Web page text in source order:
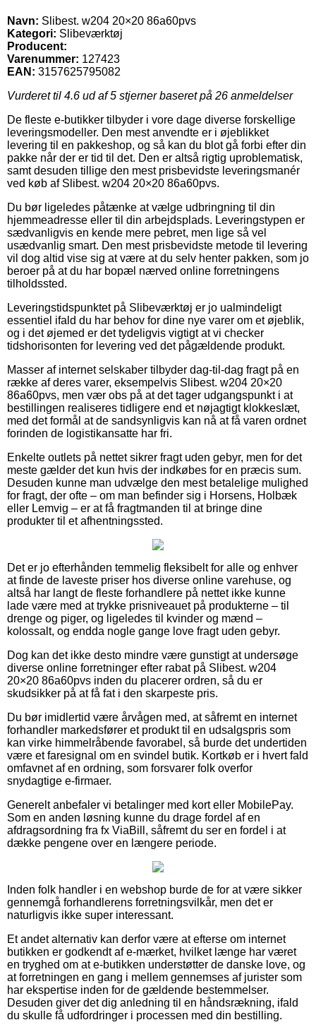
Navn: Slibest. w204 20×20 86a60pvs
Kategori: Slibeværktøj
Producent:
Varenummer: 127423
EAN: 3157625795082
Vurderet til 4.6 ud af 5 stjerner baseret på 26 anmeldelser
De fleste e-butikker tilbyder i vore dage diverse forskellige
leveringsmodeller. Den mest anvendte er i øjeblikket
levering til en pakkeshop, og så kan du blot gå forbi efter din
pakke når der er tid til det. Den er altså rigtig uproblematisk,
samt desuden tillige den mest prisbevidste leveringsmanér
ved køb af Slibest. w204 20×20 86a60pvs.
Du bør ligeledes påtænke at vælge udbringning til din
hjemmeadresse eller til din arbejdsplads. Leveringstypen er
sædvanligvis en kende mere pebret, men lige så vel
usædvanlig smart. Den mest prisbevidste metode til levering
vil dog altid vise sig at være at du selv henter pakken, som jo
beroer på at du har bopæl nærved online forretningens
tilholdssted.
Leveringstidspunktet på Slibeværktøj er jo ualmindeligt
essentiel ifald du har behov for dine nye varer om et øjeblik,
og i det øjemed er det tydeligvis vigtigt at vi checker
tidshorisonten for levering ved det pågældende produkt.
Masser af internet selskaber tilbyder dag-til-dag fragt på en
række af deres varer, eksempelvis Slibest. w204 20×20
86a60pvs, men vær obs på at det tager udgangspunkt i at
bestillingen realiseres tidligere end et nøjagtigt klokkeslæt,
med det formål at de sandsynligvis kan nå at få varen ordnet
forinden de logistikansatte har fri.
Enkelte outlets på nettet sikrer fragt uden gebyr, men for det
meste gælder det kun hvis der indkøbes for en præcis sum.
Desuden kunne man udvælge den mest betalelige mulighed
for fragt, der ofte – om man befinder sig i Horsens, Holbæk
eller Lemvig – er at få fragtmanden til at bringe dine
produkter til et afhentningssted.
Det er jo efterhånden temmelig fleksibelt for alle og enhver
at finde de laveste priser hos diverse online varehuse, og
altså har langt de fleste forhandlere på nettet ikke kunne
lade være med at trykke prisniveauet på produkterne – til
drenge og piger, og ligeledes til kvinder og mænd –
kolossalt, og endda nogle gange love fragt uden gebyr.
Dog kan det ikke desto mindre være gunstigt at undersøge
diverse online forretninger efter rabat på Slibest. w204
20×20 86a60pvs inden du placerer ordren, så du er
skudsikker på at få fat i den skarpeste pris.
Du bør imidlertid være årvågen med, at såfremt en internet
forhandler markedsfører et produkt til en udsalgspris som
kan virke himmelråbende favorabel, så burde det undertiden
være et faresignal om en svindel butik. Kortkøb er i hvert fald
omfavnet af en ordning, som forsvarer folk overfor
snydagtige e-firmaer.
Generelt anbefaler vi betalinger med kort eller MobilePay.
Som en anden løsning kunne du drage fordel af en
afdragsordning fra fx ViaBill, såfremt du ser en fordel i at
dække pengene over en længere periode.
Inden folk handler i en webshop burde de for at være sikker
gennemgå forhandlerens forretningsvilkår, men det er
naturligvis ikke super interessant.
Et andet alternativ kan derfor være at efterse om internet
butikken er godkendt af e-mærket, hvilket længe har været
en tryghed om at e-butikken understøtter de danske love, og
at forretningen en gang i mellem gennemses af jurister som
har ekspertise inden for de gældende bestemmelser.
Desuden giver det dig anledning til en håndsrækning, ifald
du skulle få udfordringer i processen med din bestilling.